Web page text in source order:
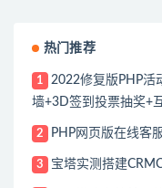
热门推荐
1
2022修复版PHP活
墙+3D签到投票抽奖+
2 PHP网页版在线客
3 宝塔实测搭建